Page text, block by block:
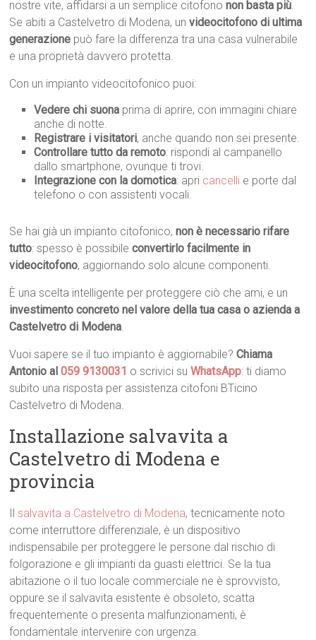
nostre vite, affidarsi a un semplice citofononon basta più.
Se abiti a Castelvetro di Modena, unvideocitofono di ultima
generazione può fare la differenza tra una casa vulnerabile
e una proprietà davvero protetta.
Con un impianto videocitofonico puoi:
Vedere chi suona prima di aprire, con immagini chiare
anche di notte.
Registrare i visitatori, anche quando non sei presente.
Controllare tutto da remoto: rispondi al campanello
dallo smartphone, ovunque ti trovi.
Integrazione con la domotica: apri cancelli e porte dal
telefono o con assistenti vocali.
Se hai già un impianto citofonico,non è necessario rifare
tutto: spesso è possibileconvertirlo facilmente in
videocitofono, aggiornando solo alcune componenti.
È una scelta intelligente per proteggere ciò che ami, e un
investimento concreto nel valore della tua casa o azienda a
Castelvetro di Modena.
Vuoi sapere se il tuo impianto è aggiornabile?Chiama
Antonio al059 9130031 o scrivici suWhatsApp: ti diamo
subito una risposta per assistenza citofoni BTicino
Castelvetro di Modena.
Installazione salvavita a
Castelvetro di Modena e
provincia
salvavita a Castelvetro di Modena, tecnicamente noto
come interruttore differenziale, è un dispositivo
indispensabile per proteggere le persone dal rischio di
folgorazione e gli impianti da guasti elettrici. Se la tua
abitazione o il tuo locale commerciale ne è sprovvisto,
oppure se il salvavita esistente è obsoleto, scatta
frequentemente o presenta malfunzionamenti, è
fondamentale intervenire con urgenza.